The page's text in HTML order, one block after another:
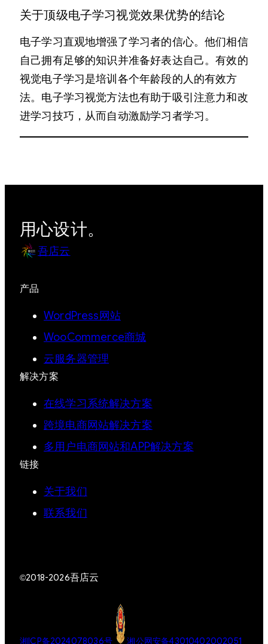
关于顶级电子学习视觉效果优势的结论
电子学习直观地增强了学习者的信心。他们相信
自己拥有足够的知识并准备好表达自己。有效的
视觉电子学习是培训各个年龄段的人的有效方
法。电子学习视觉方法也有助于吸引注意力和改
进学习技巧，从而自动激励学习者学习。
用心设计。
吾店云
产品
WordPress网站
WooCommerce商城
云服务器管理
解决方案
在线学习系统解决方案
跨境电商网站解决方案
多用户电商网站和APP解决方案
链接
关于我们
联系我们
©2018-2026吾店云
湘ICP备2024078036号 湘公网安备43010402002051